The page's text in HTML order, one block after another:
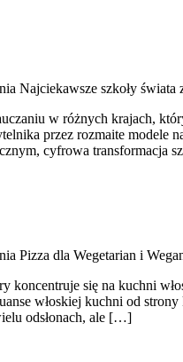
Najciekawsze szkoły świata
w różnych krajach,
przez rozmaite modele
cyfrowa transformacja
Pizza dla Wegetarian i
się na kuchni
włoskiej kuchni od
odsłonach, ale […]